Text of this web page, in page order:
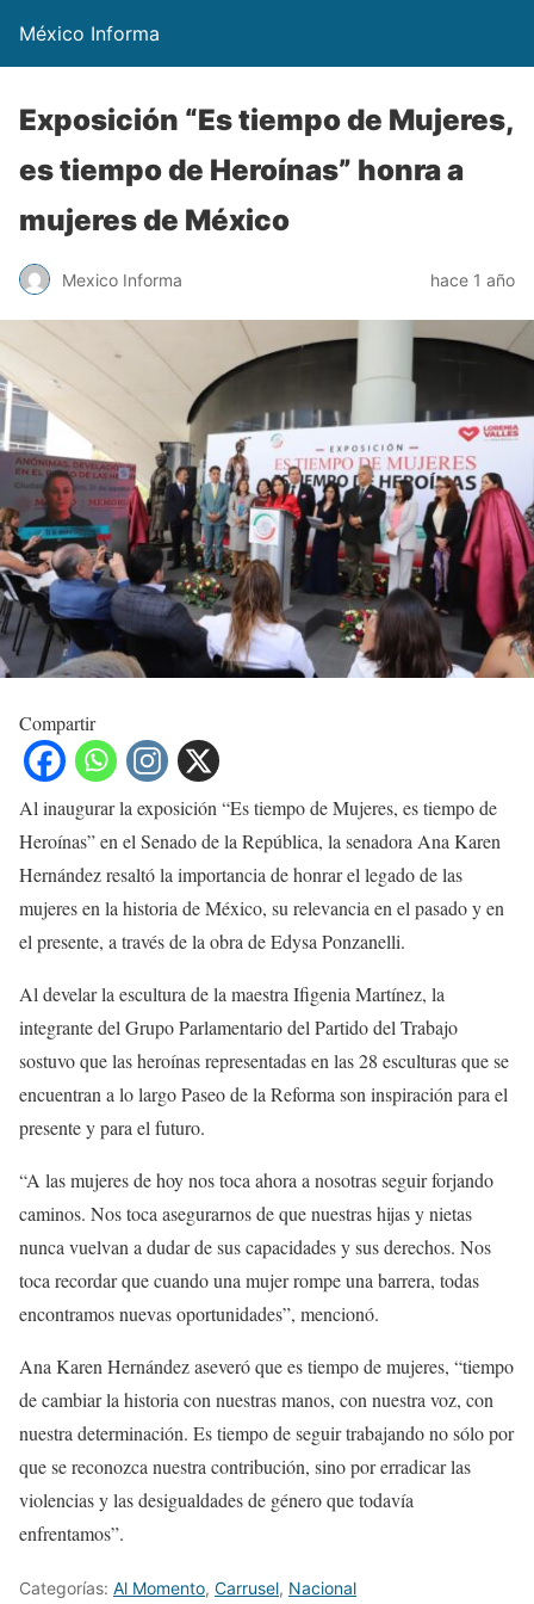
México Informa
Exposición “Es tiempo de Mujeres,
es tiempo de Heroínas” honra a
mujeres de México
Mexico Informa hace 1 año
Compartir
Al inaugurar la exposición “Es tiempo de Mujeres, es tiempo de
Heroínas” en el Senado de la República, la senadora Ana Karen
Hernández resaltó la importancia de honrar el legado de las
mujeres en la historia de México, su relevancia en el pasado y en
el presente, a través de la obra de Edysa Ponzanelli.
Al develar la escultura de la maestra Ifigenia Martínez, la
integrante del Grupo Parlamentario del Partido del Trabajo
sostuvo que las heroínas representadas en las 28 esculturas que se
encuentran a lo largo Paseo de la Reforma son inspiración para el
presente y para el futuro.
“A las mujeres de hoy nos toca ahora a nosotras seguir forjando
caminos. Nos toca asegurarnos de que nuestras hijas y nietas
nunca vuelvan a dudar de sus capacidades y sus derechos. Nos
toca recordar que cuando una mujer rompe una barrera, todas
encontramos nuevas oportunidades”, mencionó.
Ana Karen Hernández aseveró que es tiempo de mujeres, “tiempo
de cambiar la historia con nuestras manos, con nuestra voz, con
nuestra determinación. Es tiempo de seguir trabajando no sólo por
que se reconozca nuestra contribución, sino por erradicar las
violencias y las desigualdades de género que todavía
enfrentamos”.
Categorías: Al Momento, Carrusel, Nacional